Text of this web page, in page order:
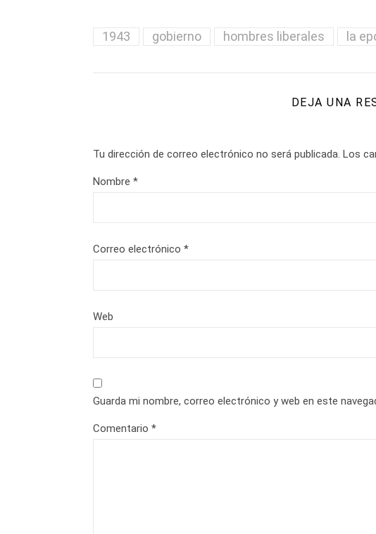
1943 gobierno hombres liberales la
DEJA UNA
Tu dirección de correo electrónico no será publicada. Los
Nombre *
Correo electrónico *
Web
Guarda mi nombre, correo electrónico y web en este
Comentario *